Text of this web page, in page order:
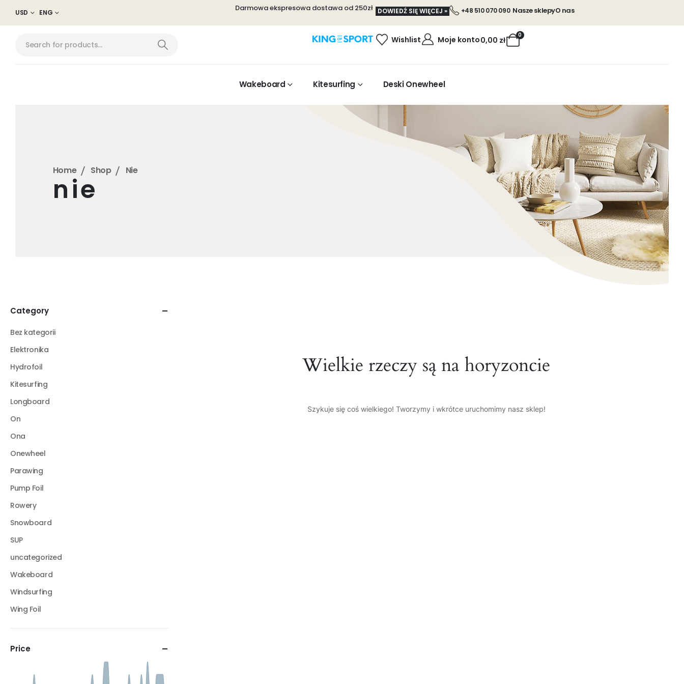
USD ENG Darmowa ekspresowa dostawa od 250zł DOWIEDŹ SIĘ WIĘCEJ » +48 510 070 090 Nasze sklepyO nas
Wishlist Moje konto 0
0,00 zł
Wakeboard Kitesurfing Deski Onewheel
Home Shop Nie
nie
Wielkie rzeczy są na horyzoncie
Szykuje się coś wielkiego! Tworzymy i wkrótce uruchomimy nasz sklep!
Category
Bez kategorii
Elektronika
Hydrofoil
Kitesurfing
Longboard
On
Ona
Onewheel
Parawing
Pump Foil
Rowery
Snowboard
SUP
uncategorized
Wakeboard
Windsurfing
Wing Foil
Price